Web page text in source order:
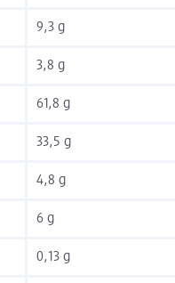
9,3 g
3,8 g
61,8 g
33,5 g
4,8 g
6 g
0,13 g